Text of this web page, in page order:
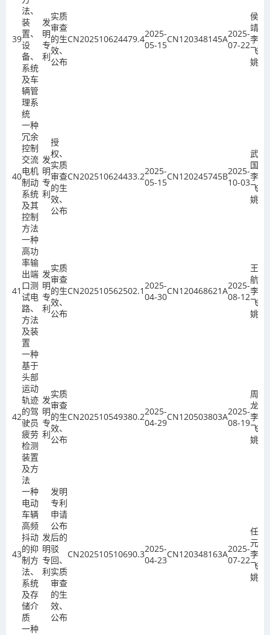
39
法、
装
置、
设
备、
系统
及车
辆管
理系
统
发
明
专
利
实质
审查
的生
效、
公布
CN202510624479.42025-
05-15
CN120348145A2025-
07-22
侯
靖、
李
飞、
姚欣
40
一种
冗余
控制
交流
电机
制动
系统
及其
控制
方法
发
明
专
利
授
权、
实质
审查
的生
效、
公布
CN202510624433.22025-
05-15
CN120245745B2025-
10-03
武爱
国、
李
飞、
姚欣
41
一种
高功
率输
出端
口测
试电
路、
方法
及装
置
发
明
专
利
实质
审查
的生
效、
公布
CN202510562502.12025-
04-30
CN120468621A2025-
08-12
王孟
航、
李
飞、
姚欣
42
一种
基于
头部
运动
轨迹
的驾
驶员
疲劳
检测
装置
及方
法
发
明
专
利
实质
审查
的生
效、
公布
CN202510549380.22025-
04-29
CN120503803A2025-
08-19
周志
龙、
李
飞、
姚欣
43
一种
电动
车辆
高频
抖动
的抑
制方
法、
系统
及存
储介
质
发
明
专
利
发明
专利
申请
公布
后的
驳
回、
实质
审查
的生
效、
公布
CN202510510690.32025-
04-23
CN120348163A2025-
07-22
任攀
元、
李
飞、
姚欣
一种